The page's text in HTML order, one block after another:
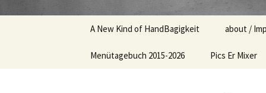
content
A New Kind of HandBagigkeit about /
Menütagebuch 2015-2026 Pics Er Mixer